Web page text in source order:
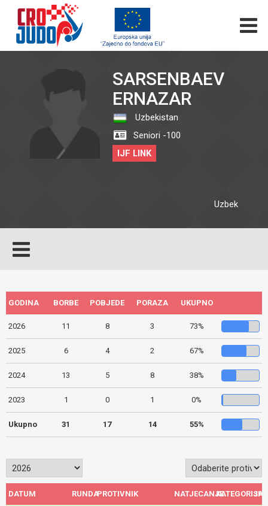
SARSENBAEV
ERNAZAR
Uzbekistan
Seniori -100
IJF LINK
Uzbek
GODINA BORBE POBJEDE PORAZA UKUPNO
2026 11 8 3 73%
2025 6 4 2 67%
2024 13 5 8 38%
2023 1 0 1 0%
Ukupno 31 17 14 55%
DATUM RUNDAPROTIVNIK NATJECANJEKATEGORIJA